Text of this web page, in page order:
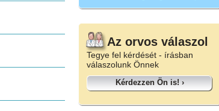
Az orvos válaszol
Tegye fel kérdését - írásban
válaszolunk Önnek
Kérdezzen Ön is! ›